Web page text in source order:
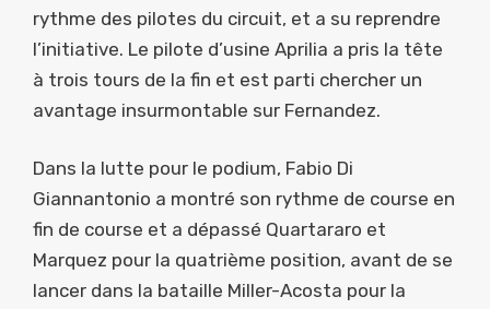
rythme des pilotes du circuit, et a su reprendre
l’initiative. Le pilote d’usine Aprilia a pris la tête
à trois tours de la fin et est parti chercher un
avantage insurmontable sur Fernandez.
Dans la lutte pour le podium, Fabio Di
Giannantonio a montré son rythme de course en
fin de course et a dépassé Quartararo et
Marquez pour la quatrième position, avant de se
lancer dans la bataille Miller-Acosta pour la